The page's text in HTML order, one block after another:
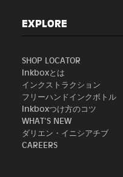
EXPLORE
SHOP LOCATOR
Inkboxとは
インクストラクション
フリーハンドインクボトル
Inkboxつけ方のコツ
WHAT'S NEW
ダリエン・イニシアチブ
CAREERS